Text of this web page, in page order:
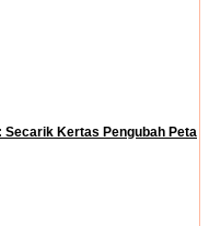
Secarik Kertas Pengubah Peta